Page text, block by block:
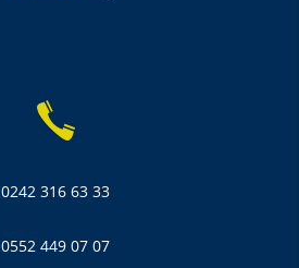
0242 316 63 33
0552 449 07 07